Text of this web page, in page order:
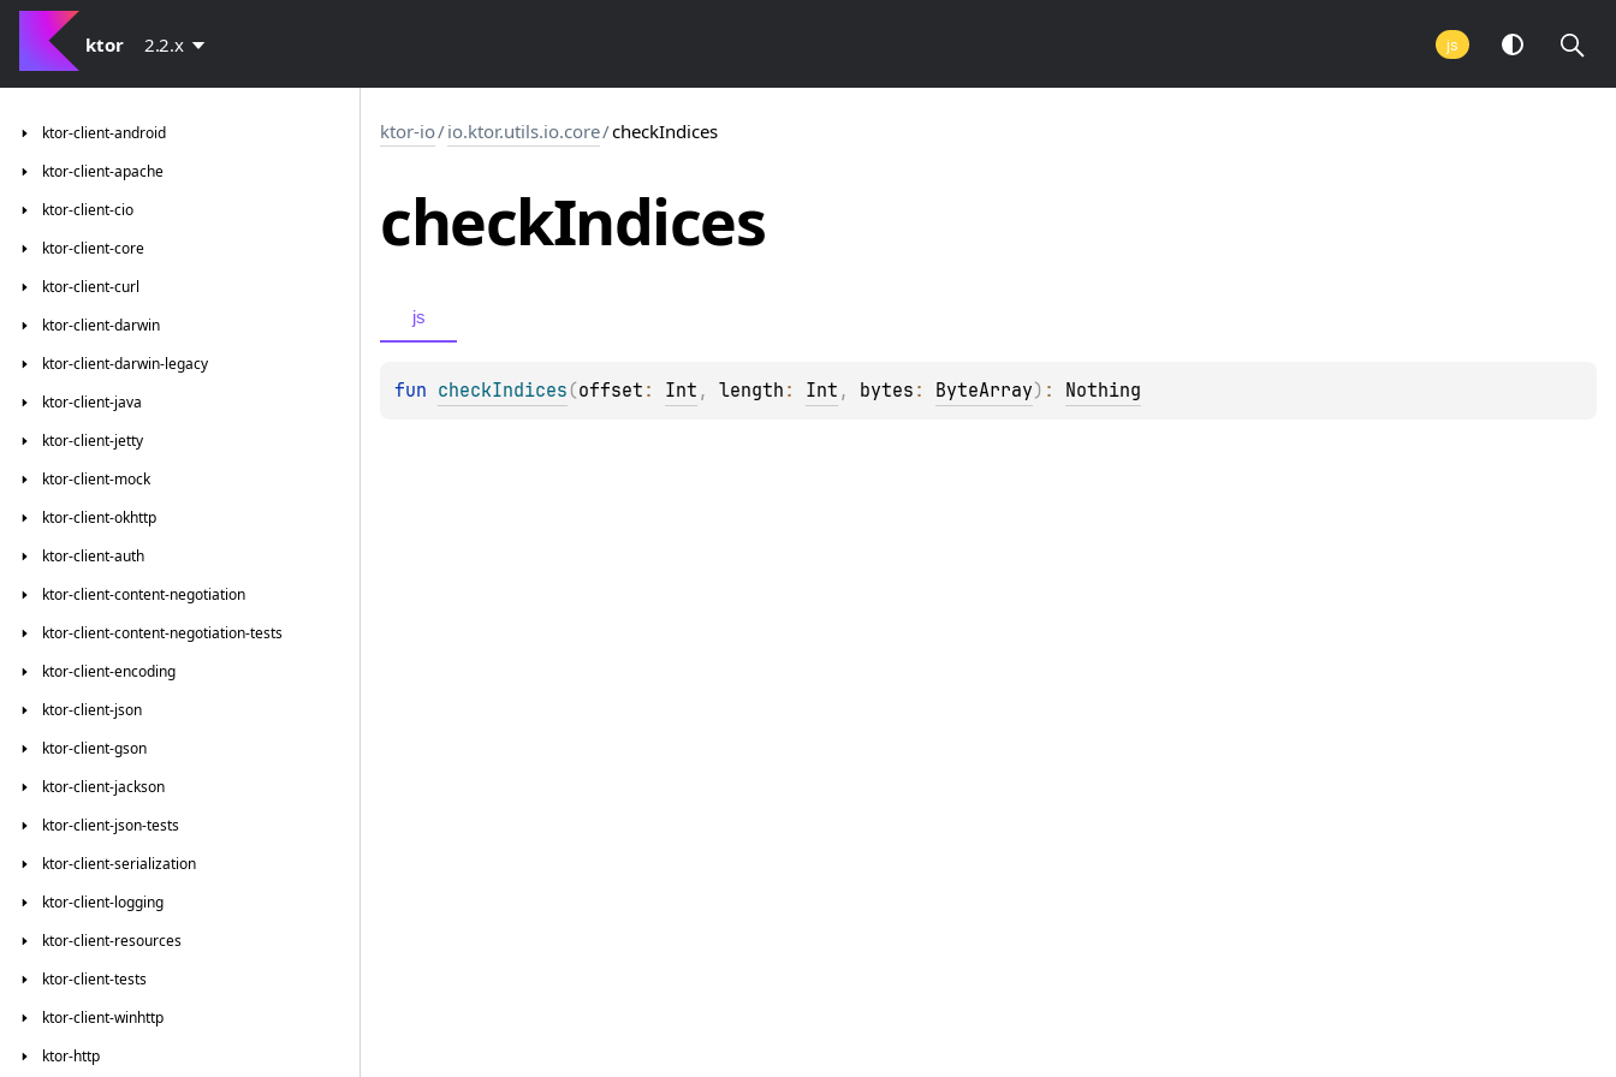
ktor 2.2.x js
ktor-client-android
ktor-client-apache
ktor-client-cio
ktor-client-core
ktor-client-curl
ktor-client-darwin
ktor-client-darwin-legacy
ktor-client-java
ktor-client-jetty
ktor-client-mock
ktor-client-okhttp
ktor-client-auth
ktor-client-content-negotiation
ktor-client-content-negotiation-tests
ktor-client-encoding
ktor-client-json
ktor-client-gson
ktor-client-jackson
ktor-client-json-tests
ktor-client-serialization
ktor-client-logging
ktor-client-resources
ktor-client-tests
ktor-client-winhttp
ktor-http
ktor-io/io.ktor.utils.io.core/checkIndices
checkIndices
js
fun checkIndices (offset : Int , length : Int , bytes : ByteArray) : Nothing